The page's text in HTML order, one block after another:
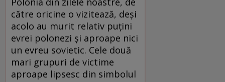
către oricine o vizitează, deşi
acolo au murit relativ puţini
evrei polonezi şi aproape nici
un evreu sovietic. Cele două
mari grupuri de victime
aproape lipsesc din simbolul